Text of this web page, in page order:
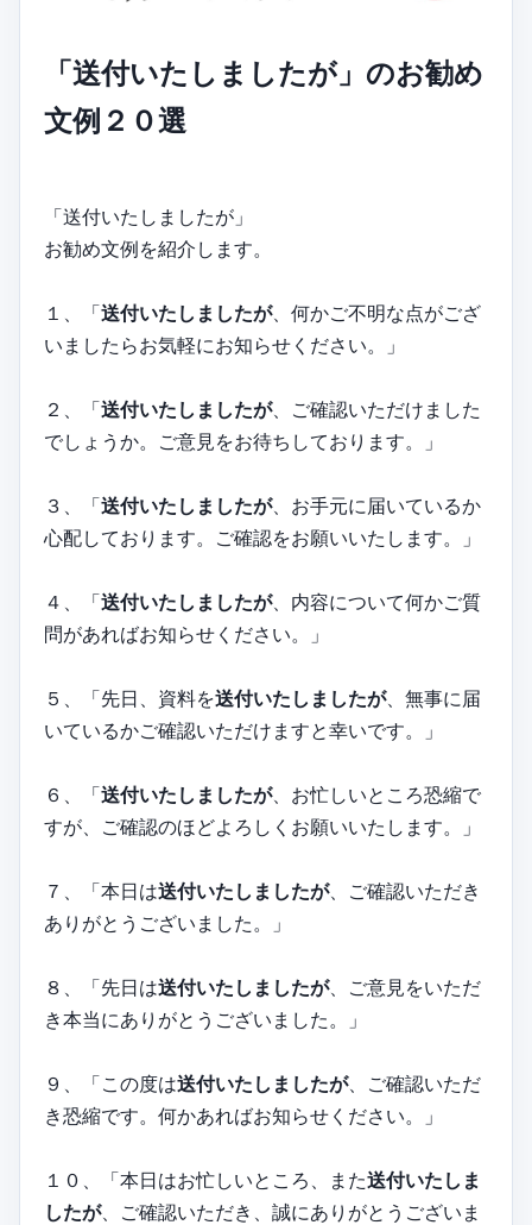
「送付いたしましたが」のお勧め
文例２０選
「送付いたしましたが」
お勧め文例を紹介します。
１、「送付いたしましたが、何かご不明な点がござ
いましたらお気軽にお知らせください。」
２、「送付いたしましたが、ご確認いただけました
でしょうか。ご意見をお待ちしております。」
３、「送付いたしましたが、お手元に届いているか
心配しております。ご確認をお願いいたします。」
４、「送付いたしましたが、内容について何かご質
問があればお知らせください。」
５、「先日、資料を送付いたしましたが、無事に届
いているかご確認いただけますと幸いです。」
６、「送付いたしましたが、お忙しいところ恐縮で
すが、ご確認のほどよろしくお願いいたします。」
７、「本日は送付いたしましたが、ご確認いただき
ありがとうございました。」
８、「先日は送付いたしましたが、ご意見をいただ
き本当にありがとうございました。」
９、「この度は送付いたしましたが、ご確認いただ
き恐縮です。何かあればお知らせください。」
１０、「本日はお忙しいところ、また送付いたしま
したが、ご確認いただき、誠にありがとうございま